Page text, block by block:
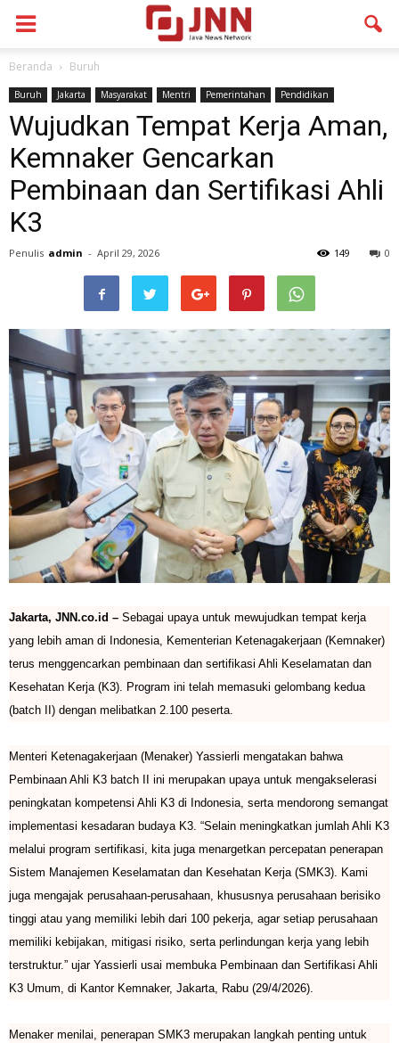
Beranda Buruh
Buruh Jakarta Masyarakat Mentri Pemerintahan Pendidikan
Wujudkan Tempat Kerja Aman,
Kemnaker Gencarkan
Pembinaan dan Sertifikasi Ahli
K3
Penulis admin - April 29, 2026 0
149
Jakarta, JNN.co.id – Sebagai upaya untuk mewujudkan tempat kerja
yang lebih aman di Indonesia, Kementerian Ketenagakerjaan (Kemnaker)
terus menggencarkan pembinaan dan sertifikasi Ahli Keselamatan dan
Kesehatan Kerja (K3). Program ini telah memasuki gelombang kedua
(batch II) dengan melibatkan 2.100 peserta.
Menteri Ketenagakerjaan (Menaker) Yassierli mengatakan bahwa
Pembinaan Ahli K3 batch II ini merupakan upaya untuk mengakselerasi
peningkatan kompetensi Ahli K3 di Indonesia, serta mendorong semangat
implementasi kesadaran budaya K3. “Selain meningkatkan jumlah Ahli K3
melalui program sertifikasi, kita juga menargetkan percepatan penerapan
Sistem Manajemen Keselamatan dan Kesehatan Kerja (SMK3). Kami
juga mengajak perusahaan-perusahaan, khususnya perusahaan berisiko
tinggi atau yang memiliki lebih dari 100 pekerja, agar setiap perusahaan
memiliki kebijakan, mitigasi risiko, serta perlindungan kerja yang lebih
terstruktur.” ujar Yassierli usai membuka Pembinaan dan Sertifikasi Ahli
K3 Umum, di Kantor Kemnaker, Jakarta, Rabu (29/4/2026).
Menaker menilai, penerapan SMK3 merupakan langkah penting untuk